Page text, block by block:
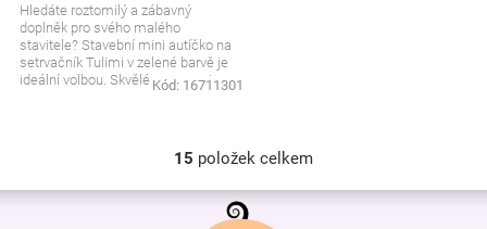
Hledáte roztomilý a zábavný
doplněk pro svého malého
stavitele? Stavební mini autíčko na
setrvačník Tulimi v zelené barvě je
ideální volbou. Skvělé pro rozvoj
Kód: 16711301
O
v
l
15 položek celkem
Z